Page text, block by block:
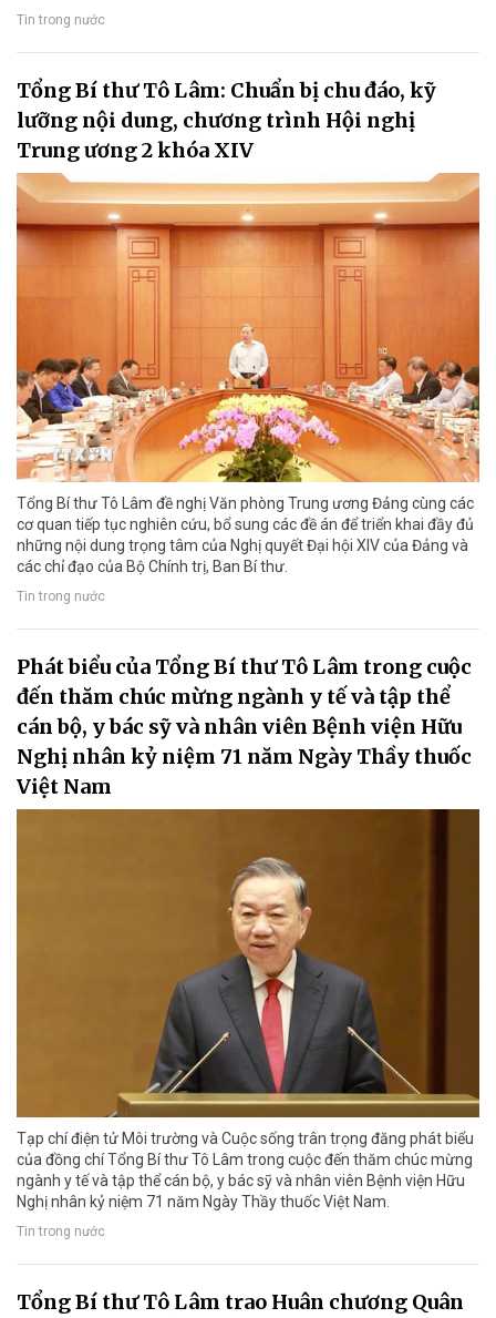
Tin trong nước
Tổng Bí thư Tô Lâm: Chuẩn bị chu đáo, kỹ
lưỡng nội dung, chương trình Hội nghị
Trung ương 2 khóa XIV
Tổng Bí thư Tô Lâm đề nghị Văn phòng Trung ương Đảng cùng các
cơ quan tiếp tục nghiên cứu, bổ sung các đề án để triển khai đầy đủ
những nội dung trọng tâm của Nghị quyết Đại hội XIV của Đảng và
các chỉ đạo của Bộ Chính trị, Ban Bí thư.
Tin trong nước
Phát biểu của Tổng Bí thư Tô Lâm trong cuộc
đến thăm chúc mừng ngành y tế và tập thể
cán bộ, y bác sỹ và nhân viên Bệnh viện Hữu
Nghị nhân kỷ niệm 71 năm Ngày Thầy thuốc
Việt Nam
Tạp chí điện tử Môi trường và Cuộc sống trân trọng đăng phát biểu
của đồng chí Tổng Bí thư Tô Lâm trong cuộc đến thăm chúc mừng
ngành y tế và tập thể cán bộ, y bác sỹ và nhân viên Bệnh viện Hữu
Nghị nhân kỷ niệm 71 năm Ngày Thầy thuốc Việt Nam.
Tin trong nước
Tổng Bí thư Tô Lâm trao Huân chương Quân